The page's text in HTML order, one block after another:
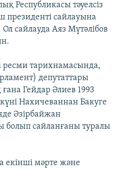
Республикасы тәуелсіз
сайлауына
сайлауда Аяз Мүтәлібов
ресми тарихнамасында,
депутаттары
Гейдар Әлиев 1993
Нахичеваннан Бакуге
Әзірбайжан
болып сайланғаны туралы
екінші мәрте және